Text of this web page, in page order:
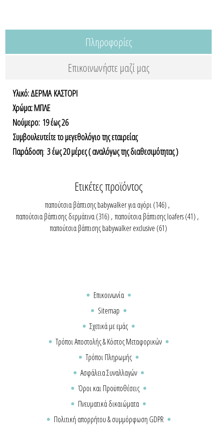
Πληροφορίες
Επικοινωνήστε μαζί μας
Υλικό: ΔΕΡΜΑ ΚΑΣΤΟΡΙ
Χρώμα: ΜΠΛΕ
Nούμερο: 19 έως 26
Συμβουλευτείτε το μεγεθολόγιο της εταιρείας
Παράδοση:3 έως 20 μέρες ( αναλόγως της διαθεσιμότητας )
Ετικέτες προϊόντος
παπούτσια βάπτισης babywalker για αγόρι(146) ,
παπούτσια βάπτισης δερμάτινα(316) , παπούτσια βάπτισης loafers(41) ,
παπούτσια βάπτισης babywalker exclusive (61)
Επικοινωνία
Sitemap
Σχετικά με εμάς
Τρόποι Αποστολής & Κόστος Μεταφορικών
Τρόποι Πληρωμής
Ασφάλεια Συναλλαγών
Όροι και Προϋποθέσεις
Πνευματικά δικαιώματα
Πολιτική απορρήτου & συμμόρφωση GDPR